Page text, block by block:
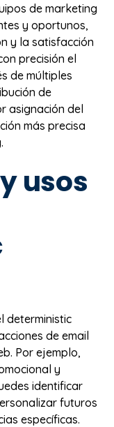
de marketing
y oportunos,
y la satisfacción
precisión el
de múltiples
de
asignación del
más precisa
usos
deterministic
de email
Por ejemplo,
y
identificar
futuros
específicas.